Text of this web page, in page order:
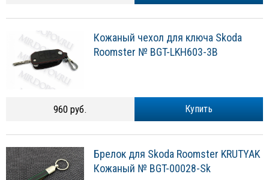
Кожаный чехол для ключа Skoda
Roomster № BGT-LKH603-3B
Купить
960 руб.
Брелок для Skoda Roomster KRUTYAK
Кожаный № BGT-00028-Sk